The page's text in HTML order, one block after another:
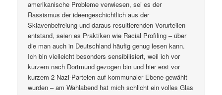
amerikanische Probleme verwiesen, sei es der
Rassismus der ideengeschichtlich aus der
Sklavenbefreiung und daraus resultierenden Vorurteilen
entstand, seien es Praktiken wie Racial Profiling – über
die man auch in Deutschland häufig genug lesen kann.
Ich bin vielleicht besonders sensibilisiert, weil ich vor
kurzem nach Dortmund gezogen bin und hier erst vor
kurzem 2 Nazi-Parteien auf kommunaler Ebene gewählt
wurden – am Wahlabend hat mich schlicht ein volles Glas